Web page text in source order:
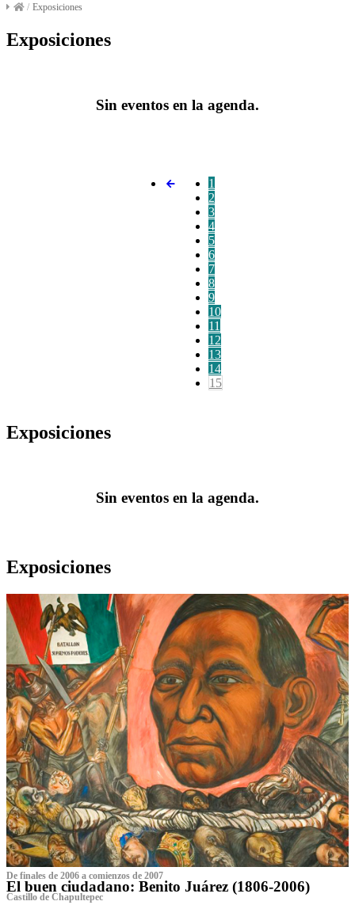
/ Exposiciones
Exposiciones
Sin eventos en la agenda.
1
2
3
4
5
6
7
8
9
10
11
12
13
14
15
Exposiciones
Sin eventos en la agenda.
Exposiciones
De finales de 2006 a comienzos de 2007
El buen ciudadano: Benito Juárez (1806-2006)
Castillo de Chapultepec